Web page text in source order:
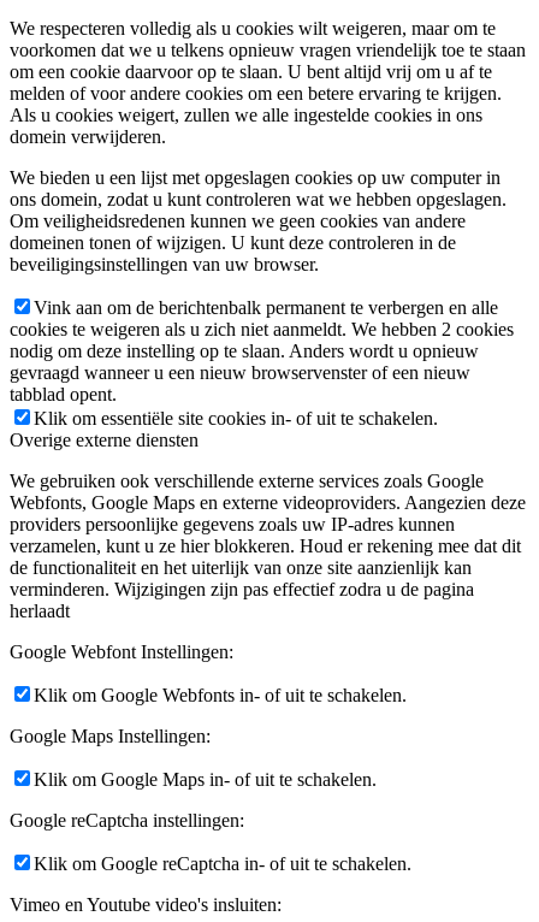
We respecteren volledig als u cookies wilt weigeren, maar om te
voorkomen dat we u telkens opnieuw vragen vriendelijk toe te staan
om een cookie daarvoor op te slaan. U bent altijd vrij om u af te
melden of voor andere cookies om een betere ervaring te krijgen.
Als u cookies weigert, zullen we alle ingestelde cookies in ons
domein verwijderen.
We bieden u een lijst met opgeslagen cookies op uw computer in
ons domein, zodat u kunt controleren wat we hebben opgeslagen.
Om veiligheidsredenen kunnen we geen cookies van andere
domeinen tonen of wijzigen. U kunt deze controleren in de
beveiligingsinstellingen van uw browser.
Vink aan om de berichtenbalk permanent te verbergen en alle
cookies te weigeren als u zich niet aanmeldt. We hebben 2 cookies
nodig om deze instelling op te slaan. Anders wordt u opnieuw
gevraagd wanneer u een nieuw browservenster of een nieuw
tabblad opent.
Klik om essentiële site cookies in- of uit te schakelen.
Overige externe diensten
We gebruiken ook verschillende externe services zoals Google
Webfonts, Google Maps en externe videoproviders. Aangezien deze
providers persoonlijke gegevens zoals uw IP-adres kunnen
verzamelen, kunt u ze hier blokkeren. Houd er rekening mee dat dit
de functionaliteit en het uiterlijk van onze site aanzienlijk kan
verminderen. Wijzigingen zijn pas effectief zodra u de pagina
herlaadt
Google Webfont Instellingen:
Klik om Google Webfonts in- of uit te schakelen.
Google Maps Instellingen:
Klik om Google Maps in- of uit te schakelen.
Google reCaptcha instellingen:
Klik om Google reCaptcha in- of uit te schakelen.
Vimeo en Youtube video's insluiten: